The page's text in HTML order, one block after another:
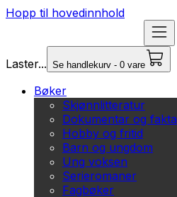
Hopp til hovedinnhold
Laster... Se handlekurv - 0 vare
Bøker
Skjønnlitteratur
Dokumentar og fakta
Hobby og fritid
Barn og ungdom
Ung voksen
Serieromaner
Fagbøker